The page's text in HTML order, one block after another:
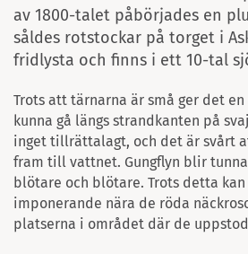
av 1800-talet påbörjades en
såldes rotstockar på torget i
fridlysta och finns i ett 10-tal
Trots att tärnarna är små ger det
kunna gå längs strandkanten på
inget tillrättalagt, och det är svårt
fram till vattnet. Gungflyn blir
blötare och blötare. Trots detta
imponerande nära de röda
platserna i området där de